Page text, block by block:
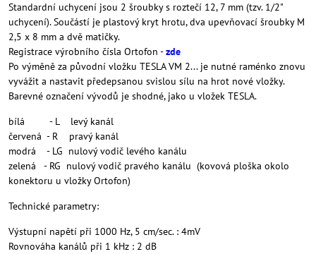
Standardní uchycení jsou 2 šroubky s roztečí 12, 7 mm (tzv. 1/2"
uchycení). Součástí je plastový kryt hrotu, dva upevňovací šroubky M
2,5 x 8 mm a dvě matičky.
Registrace výrobního čísla Ortofon -zde
Po výměně za původní vložku TESLA VM 2... je nutné raménko znovu
vyvážit a nastavit předepsanou svislou sílu na hrot nové vložky.
Barevné označení vývodů je shodné, jako u vložek TESLA.
bílá - L levý kanál
červená - R pravý kanál
modrá - LG nulový vodič levého kanálu
zelená - RG nulový vodič pravého kanálu (kovová ploška okolo
konektoru u vložky Ortofon)
Technické parametry:
Výstupní napětí při 1000 Hz, 5 cm/sec. : 4mV
Rovnováha kanálů při 1 kHz : 2 dB